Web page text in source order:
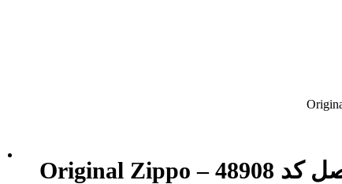
فندک زیپو اصل کد 48908 – Original Zippo